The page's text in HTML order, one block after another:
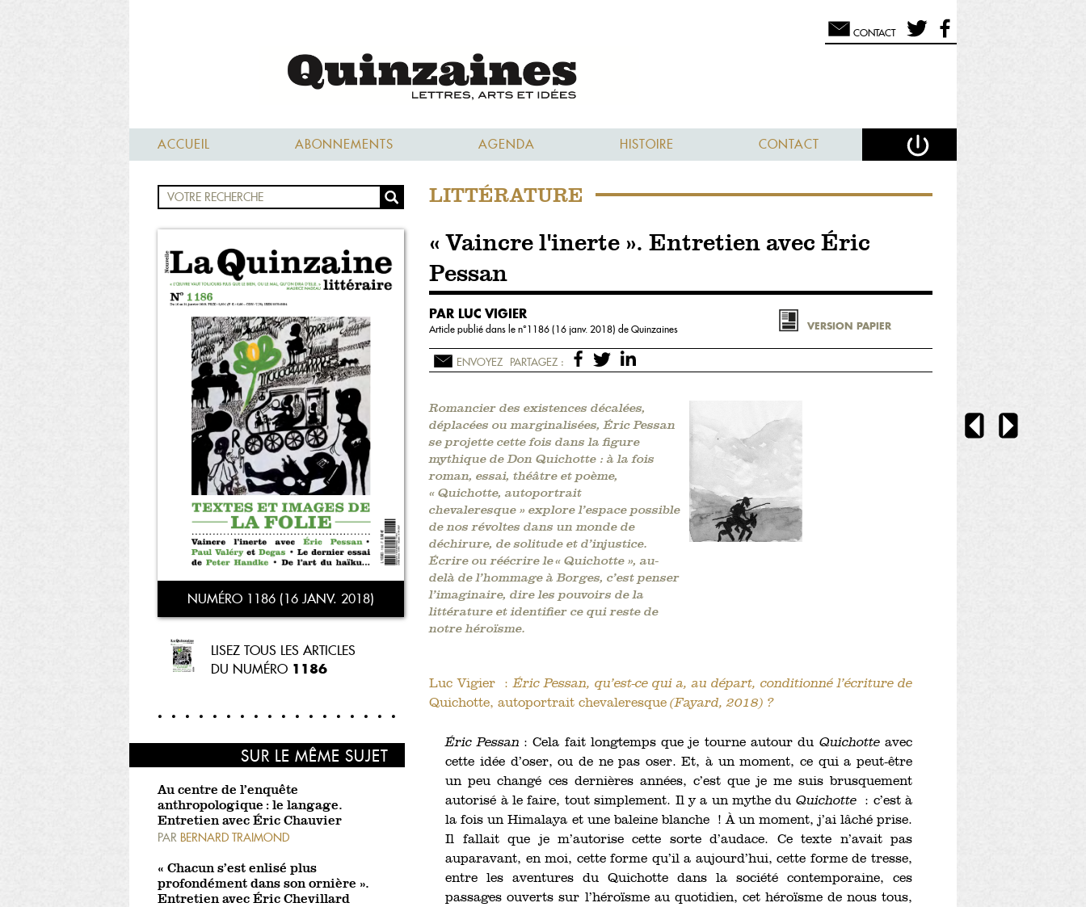
CONTACT
ACCUEIL ABONNEMENTS AGENDA HISTOIRE CONTACT
NUMÉRO 1186 (16 JANV. 2018)
LISEZ TOUS LES ARTICLES
DU NUMÉRO 1186
SUR LE MÊME SUJET
Au centre de l’enquête
anthropologique : le langage.
Entretien avec Éric Chauvier
PAR BERNARD TRAIMOND
« Chacun s’est enlisé plus
profondément dans son ornière ».
Entretien avec Éric Chevillard
LITTÉRATURE
« Vaincre l'inerte ». Entretien avec Éric
Pessan
PAR LUC VIGIER
Article publié dans le n°1186 (16 janv. 2018)de Quinzaines VERSION PAPIER
ENVOYEZ PARTAGEZ :
Romancier des existences décalées,
déplacées ou marginalisées, Éric Pessan
se projette cette fois dans la figure
mythique de Don Quichotte : à la fois
roman, essai, théâtre et poème,
« Quichotte, autoportrait
chevaleresque » explore l’espace possible
de nos révoltes dans un monde de
déchirure, de solitude et d’injustice.
Écrire ou réécrire le « Quichotte », au-
delà de l’hommage à Borges, c’est penser
l’imaginaire, dire les pouvoirs de la
littérature et identifier ce qui reste de
notre héroïsme.
Luc Vigier :Éric Pessan, qu’est-ce qui a, au départ, conditionné l’écriture de
Quichotte, autoportrait chevaleresque (Fayard, 2018) ?
Éric Pessan : Cela fait longtemps que je tourne autour du Quichotteavec
cette idée d’oser, ou de ne pas oser. Et, à un moment, ce qui a peut-être
un peu changé ces dernières années, c’est que je me suis brusquement
autorisé à le faire, tout simplement. Il y a un mythe du Quichotte: c’est à
la fois un Himalaya et une baleine blanche ! À un moment, j’ai lâché prise.
Il fallait que je m’autorise cette sorte d’audace. Ce texte n’avait pas
auparavant, en moi, cette forme qu’il a aujourd’hui, cette forme de tresse,
entre les aventures du Quichotte dans la société contemporaine, ces
passages ouverts sur l’héroïsme au quotidien, cet héroïsme de nous tous,